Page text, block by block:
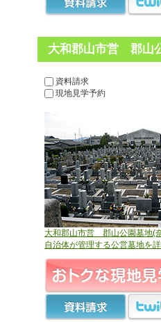
大和郡山市営 郡山
資料請求
現地見学予約
大和郡山市営 郡山公園墓地(
自治体が管理する公営墓地を